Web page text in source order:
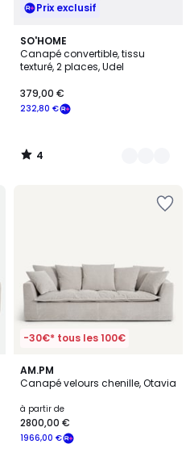
Prix exclusif
SO'HOME
Canapé convertible, tissu
texturé, 2 places, Udel
232,80 €
379,00 €
4
/
5
3
Couleurs
4
/
-30€* tous les 100€
AM.PM
Canapé velours chenille, Otavia
à partir de
1966,00 €
2800,00 €
8
Couleurs